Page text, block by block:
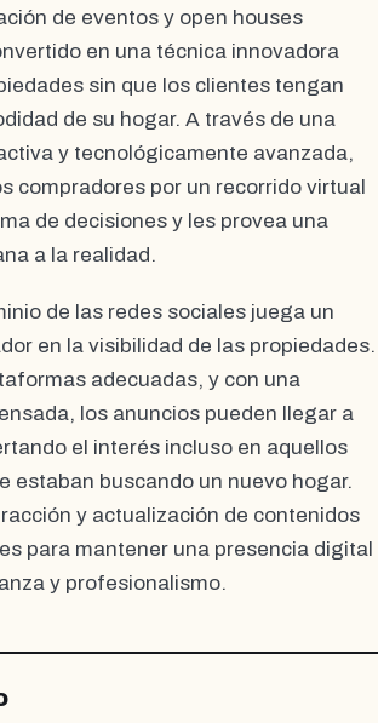
de eventos y open houses
en una técnica innovadora
sin que los clientes tengan
de su hogar. A través de una
y tecnológicamente avanzada,
compradores por un recorrido virtual
de decisiones y les provea una
a la realidad.
de las redes sociales juega un
en la visibilidad de las propiedades.
adecuadas, y con una
los anuncios pueden llegar a
el interés incluso en aquellos
estaban buscando un nuevo hogar.
y actualización de contenidos
para mantener una presencia digital
y profesionalismo.